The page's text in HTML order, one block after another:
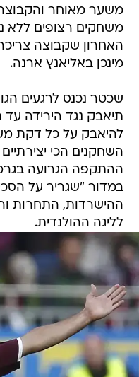
משחקים רצופים ללא
האחרון שקבוצה
מינכן באליאנץ ארנה.
שכטר נכנס לרגעים
תיאבק נגד הירידה עד
להיאבק על כל דקת
השחקנים הכי
ההתקפה הגרועה
במדור "שגריר על
ההישרדות, התחרות
לליגה ההולנדית.